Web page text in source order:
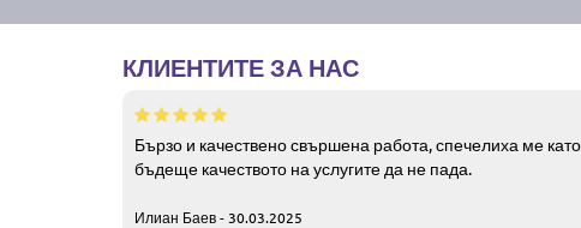
КЛИЕНТИТЕ ЗА НАС
Бързо и качествено свършена работа, спечелиха ме
бъдеще качеството на услугите да не пада.
Илиан Баев - 30.03.2025